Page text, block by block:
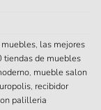
, las mejores
tiendas de muebles
, mueble salon
, recibidor
palilleria